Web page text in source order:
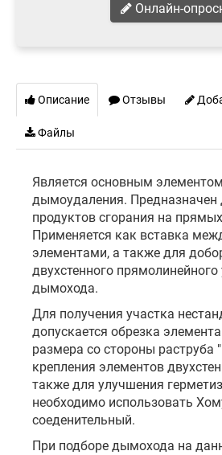
Онлайн-
Описание Отзывы
Файлы
Является основным
дымоудаления. Предназначен
продуктов сгорания на
Применяется как вставка
элементами, а также для
двухстенного прямолинейного
дымохода.
Для получения участка
допускается обрезка
размера со стороны раструба
крепления элементов
также для улучшения
необходимо использовать
соеденительный.
При подборе дымохода на